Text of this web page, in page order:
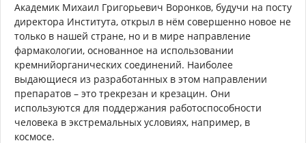
Академик Михаил Григорьевич Воронков, будучи на посту
директора Института, открыл в нём совершенно новое не
только в нашей стране, но и в мире направление
фармакологии, основанное на использовании
кремнийорганических соединений. Наиболее
выдающиеся из разработанных в этом направлении
препаратов – это трекрезан и крезацин. Они
используются для поддержания работоспособности
человека в экстремальных условиях, например, в
космосе.